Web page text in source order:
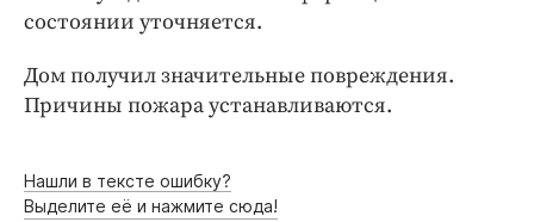
состоянии уточняется.
Дом получил значительные повреждения.
Причины пожара устанавливаются.
Нашли в тексте ошибку?
Выделите её и нажмите сюда!